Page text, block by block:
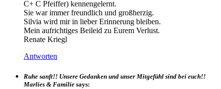
C+ C Pfeiffer) kennengelernt.
Sie war immer freundlich und großherzig.
Silvia wird mir in lieber Erinnerung bleiben.
Mein aufrichtiges Beileid zu Eurem Verlust.
Renate Kriegl
Antworten
Ruhe sanft!! Unsere Gedanken und unser Mitgefühl sind bei euch!!
Marlies & Familie says: